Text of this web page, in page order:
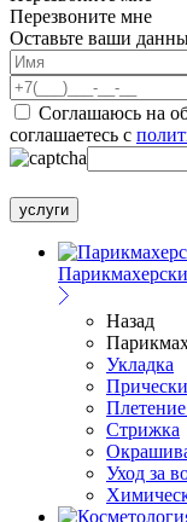
Перезвоните мне
Оставьте ваши
Соглашаюсь на
соглашаетесь c
услуги
Назад
Укладка
Прически
Стрижка
Уход за